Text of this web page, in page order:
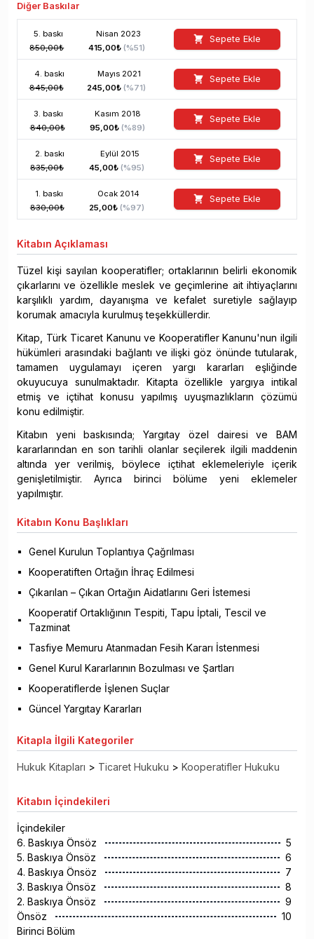
Diğer Baskılar
5. baskı Nisan 2023
850,00₺ 415,00₺ (%51)
Sepete Ekle
4. baskı Mayıs 2021
845,00₺ 245,00₺ (%71)
Sepete Ekle
3. baskı Kasım 2018
840,00₺ 95,00₺ (%89)
Sepete Ekle
2. baskı Eylül 2015
835,00₺ 45,00₺ (%95)
Sepete Ekle
1. baskı Ocak 2014
830,00₺ 25,00₺ (%97)
Sepete Ekle
Kitabın Açıklaması
Tüzel kişi sayılan kooperatifler; ortaklarının belirli ekonomik
çıkarlarını ve özellikle meslek ve geçimlerine ait ihtiyaçlarını
karşılıklı yardım, dayanışma ve kefalet suretiyle sağlayıp
korumak amacıyla kurulmuş teşekküllerdir.
Kitap, Türk Ticaret Kanunu ve Kooperatifler Kanunu'nun ilgili
hükümleri arasındaki bağlantı ve ilişki göz önünde tutularak,
tamamen uygulamayı içeren yargı kararları eşliğinde
okuyucuya sunulmaktadır. Kitapta özellikle yargıya intikal
etmiş ve içtihat konusu yapılmış uyuşmazlıkların çözümü
konu edilmiştir.
Kitabın yeni baskısında; Yargıtay özel dairesi ve BAM
kararlarından en son tarihli olanlar seçilerek ilgili maddenin
altında yer verilmiş, böylece içtihat eklemeleriyle içerik
genişletilmiştir. Ayrıca birinci bölüme yeni eklemeler
yapılmıştır.
Kitabın Konu Başlıkları
Genel Kurulun Toplantıya Çağrılması
Kooperatiften Ortağın İhraç Edilmesi
Çıkarılan – Çıkan Ortağın Aidatlarını Geri İstemesi
Kooperatif Ortaklığının Tespiti, Tapu İptali, Tescil ve
Tazminat
Tasfiye Memuru Atanmadan Fesih Kararı İstenmesi
Genel Kurul Kararlarının Bozulması ve Şartları
Kooperatiflerde İşlenen Suçlar
Güncel Yargıtay Kararları
Kitapla İlgili Kategoriler
Hukuk Kitapları > Ticaret Hukuku > Kooperatifler Hukuku
Kitabın İçindekileri
İçindekiler
6. Baskıya Önsöz
5
5. Baskıya Önsöz
6
4. Baskıya Önsöz
7
3. Baskıya Önsöz
8
2. Baskıya Önsöz
9
Önsöz
10
Birinci Bölüm